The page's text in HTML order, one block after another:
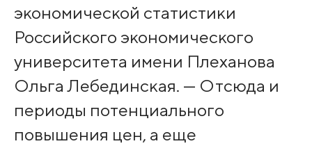
экономической статистики
Российского экономического
университета имени Плеханова
Ольга Лебединская. — Отсюда и
периоды потенциального
повышения цен, а еще